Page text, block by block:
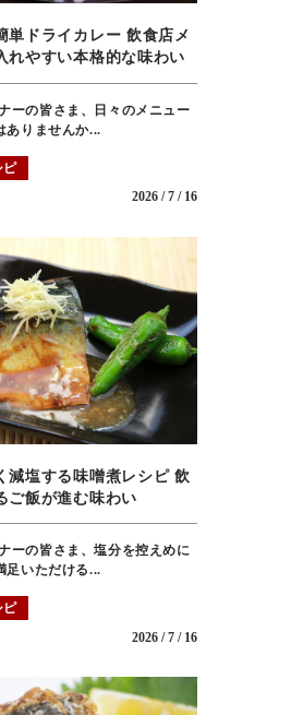
単ドライカレー 飲食店メ
れやすい本格的な味わい
ーの皆さま、日々のメニュー
ありませんか...
ピ
2026 / 7 / 16
減塩する味噌煮レシピ 飲
ご飯が進む味わい
ーの皆さま、塩分を控えめに
足いただける...
ピ
2026 / 7 / 16